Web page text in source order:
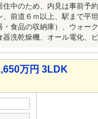
住中のため、内見は事前予
、前道６ｍ以上、駅まで平
・食品の収納庫）、ウォー
器洗乾燥機、オール電化、
万円 3LDK